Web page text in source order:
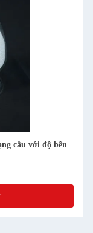
cầu với độ bền